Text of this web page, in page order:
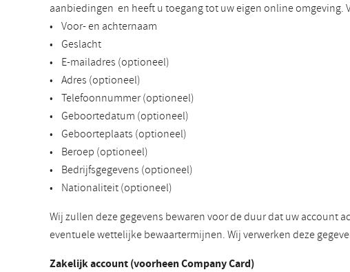
aanbiedingen en heeft u toegang tot uw eigen online omgeving.
• Voor- en achternaam
• Geslacht
• E-mailadres (optioneel)
• Adres (optioneel)
• Telefoonnummer (optioneel)
• Geboortedatum (optioneel)
• Geboorteplaats (optioneel)
• Beroep (optioneel)
• Bedrijfsgegevens (optioneel)
• Nationaliteit (optioneel)
Wij zullen deze gegevens bewaren voor de duur dat uw account
eventuele wettelijke bewaartermijnen. Wij verwerken deze
Zakelijk account (voorheen Company Card)